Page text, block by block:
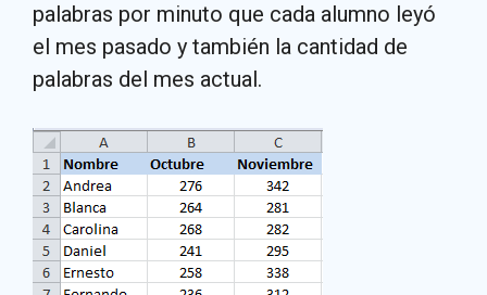
palabras por minuto que cada alumno leyó
el mes pasado y también la cantidad de
palabras del mes actual.